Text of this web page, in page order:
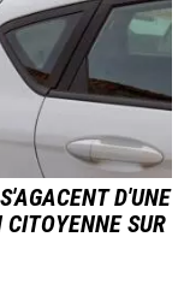
D'UNE
SUR